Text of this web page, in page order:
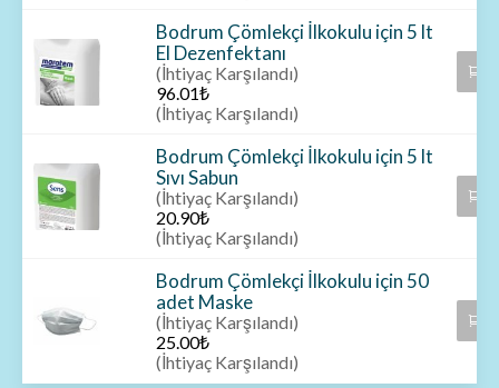
Bodrum Çömlekçi İlkokulu için 5 lt
El Dezenfektanı
(İhtiyaç Karşılandı)
96.01₺
(İhtiyaç Karşılandı)
Bodrum Çömlekçi İlkokulu için 5 lt
Sıvı Sabun
(İhtiyaç Karşılandı)
20.90₺
(İhtiyaç Karşılandı)
Bodrum Çömlekçi İlkokulu için 50
adet Maske
(İhtiyaç Karşılandı)
25.00₺
(İhtiyaç Karşılandı)